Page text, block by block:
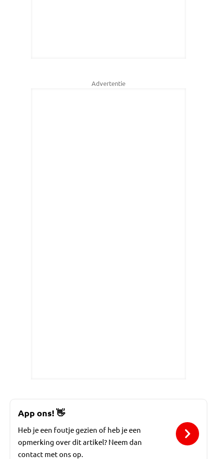
Advertentie
App ons!👋
Heb je een foutje gezien of heb je een
opmerking over dit artikel? Neem dan
contact met ons op.